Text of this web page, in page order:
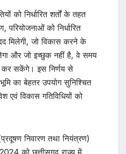
को निर्धारित शर्तों के तहत
परियोजनाओं को निर्धारित
मिलेगी, जो विकास करने के
और जो इच्छुक नहीं है, वे समय
कर सकेंगे। इस निर्णय से
का बेहतर उपयोग सुनिश्चित
एवं विकास गतिविधियों को
निवारण तथा नियंत्रण)